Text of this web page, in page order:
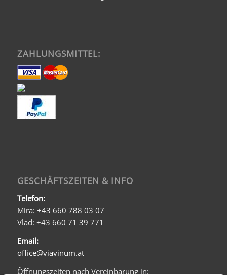
ZAHLUNGSMITTEL:
GESCHÄFTSZEITEN & INFO
Telefon:
Mira: +43 660 788 03 07
Vlad: +43 660 71 39 771
Email:
office@viavinum.at
Öffnungszeiten nach Vereinbarung in: